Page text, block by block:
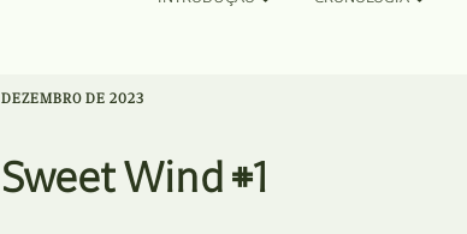
Ficha Técnica e Apoios
DEZEMBRO DE 2023
Sweet Wind #1